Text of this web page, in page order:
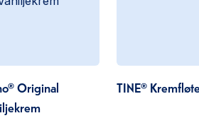
Original
TINE®